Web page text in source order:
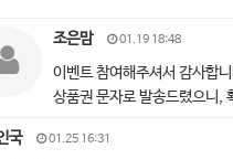
조은맘 01.19 18:48
이벤트 참여해주셔서 감사합
상품권 문자로 발송드렸으니,
국 01.25 16:31